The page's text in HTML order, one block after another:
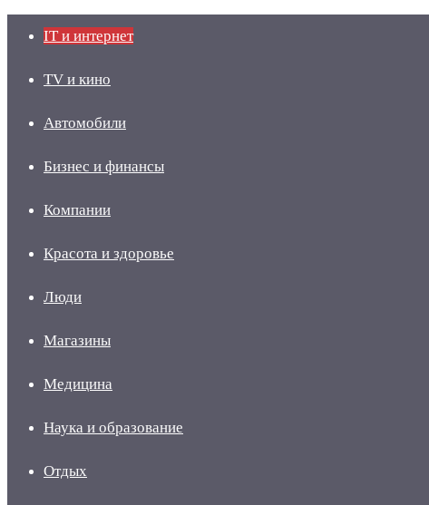
IT и интернет
TV и кино
Автомобили
Бизнес и финансы
Компании
Красота и здоровье
Люди
Магазины
Медицина
Наука и образование
Отдых